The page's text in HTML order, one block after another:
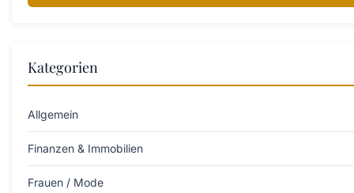
Kategorien
Allgemein
Finanzen & Immobilien
Frauen / Mode